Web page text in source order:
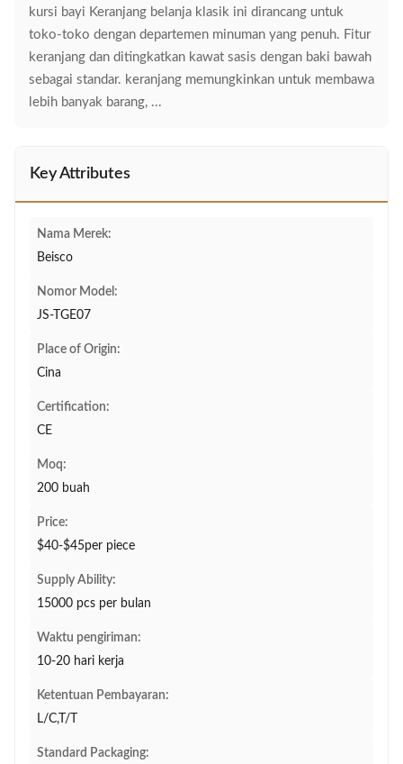
kursi bayi Keranjang belanja klasik ini dirancang untuk
toko-toko dengan departemen minuman yang penuh. Fitur
keranjang dan ditingkatkan kawat sasis dengan baki bawah
sebagai standar. keranjang memungkinkan untuk membawa
lebih banyak barang, ...
Key Attributes
Nama Merek:
Beisco
Nomor Model:
JS-TGE07
Place of Origin:
Cina
Certification:
CE
Moq:
200 buah
Price:
$40-$45per piece
Supply Ability:
15000 pcs per bulan
Waktu pengiriman:
10-20 hari kerja
Ketentuan Pembayaran:
L/C,T/T
Standard Packaging: